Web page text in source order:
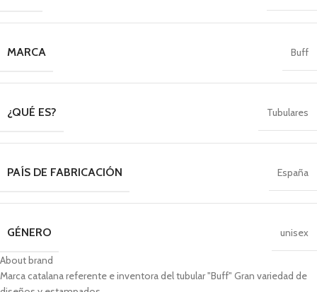
MARCA Buff
¿QUÉ ES? Tubulares
PAÍS DE FABRICACIÓN España
GÉNERO unisex
About brand
Marca catalana referente e inventora del tubular "Buff" Gran variedad de